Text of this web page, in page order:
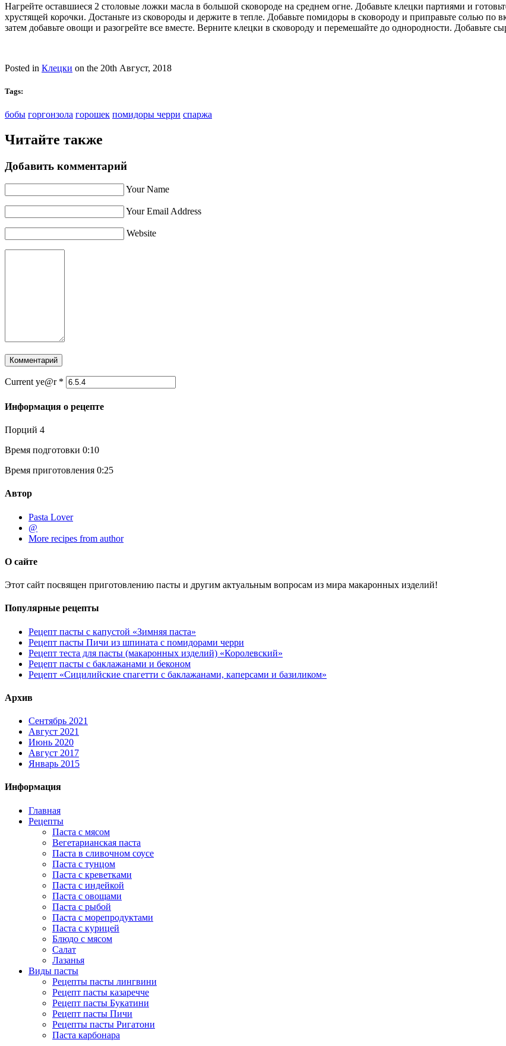
Нагрейте оставшиеся 2 столовые ложки масла в большой сковороде на среднем огне. Добавьте клецки партиями и
хрустящей корочки. Достаньте из сковороды и держите в тепле. Добавьте помидоры в сковороду и приправьте солью по
затем добавьте овощи и разогрейте все вместе. Верните клецки в сковороду и перемешайте до однородности. Добавьте
Posted in Клецки on the 20th Август, 2018
Tags:
бобы горгонзола горошек помидоры черри спаржа
Читайте также
Добавить комментарий
Your Name
Your Email Address
Website
Current ye@r *
Информация о рецепте
Порций 4
Время подготовки 0:10
Время приготовления 0:25
Автор
Pasta Lover
@
More recipes from author
О сайте
Этот сайт посвящен приготовлению пасты и другим актуальным вопросам из мира макаронных изделий!
Популярные рецепты
Рецепт пасты с капустой «Зимняя паста»
Рецепт пасты Пичи из шпината с помидорами черри
Рецепт теста для пасты (макаронных изделий) «Королевский»
Рецепт пасты с баклажанами и беконом
Рецепт «Сицилийские спагетти с баклажанами, каперсами и базиликом»
Архив
Сентябрь 2021
Август 2021
Июнь 2020
Август 2017
Январь 2015
Информация
Главная
Рецепты
Паста с мясом
Вегетарианская паста
Паста в сливочном соусе
Паста с тунцом
Паста с креветками
Паста с индейкой
Паста с овощами
Паста с рыбой
Паста с морепродуктами
Паста с курицей
Блюдо с мясом
Салат
Лазанья
Виды пасты
Рецепты пасты лингвини
Рецепт пасты казаречче
Рецепт пасты Букатини
Рецепт пасты Пичи
Рецепты пасты Ригатони
Паста карбонара